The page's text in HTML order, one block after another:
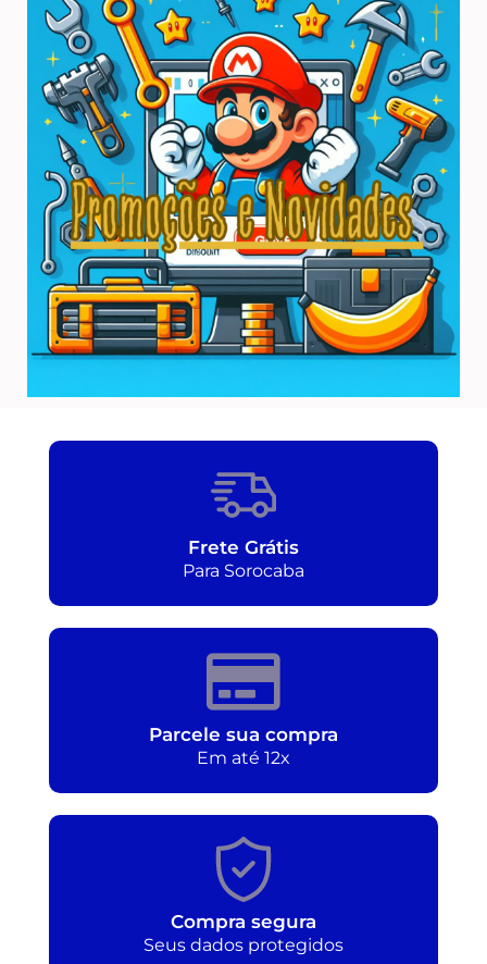
Frete Grátis
Para Sorocaba
Parcele sua compra
Em até 12x
Compra segura
Seus dados protegidos